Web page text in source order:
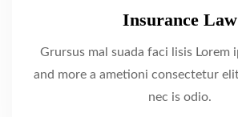
Insurance Law
Grursus mal suada faci lisis Lorem
and more a ametioni consectetur
nec is odio.